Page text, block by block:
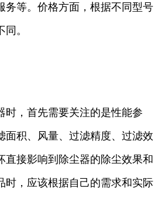
务等。价格方面，根据不同型号
。
时，首先需要关注的是性能参
面积、风量、过滤精度、过滤效
直接影响到除尘器的除尘效果和
时，应该根据自己的需求和实际